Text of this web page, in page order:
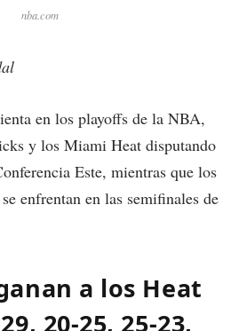
nba.com
en los playoffs de la NBA,
y los Miami Heat disputando
Este, mientras que los
enfrentan en las semifinales de
a los Heat
20-25, 25-23,